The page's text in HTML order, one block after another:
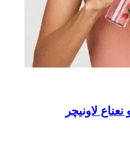
لاونیچر